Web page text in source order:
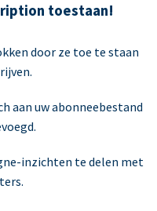
toestaan!
door ze toe te staan
aan uw abonneebestand
inzichten te delen met